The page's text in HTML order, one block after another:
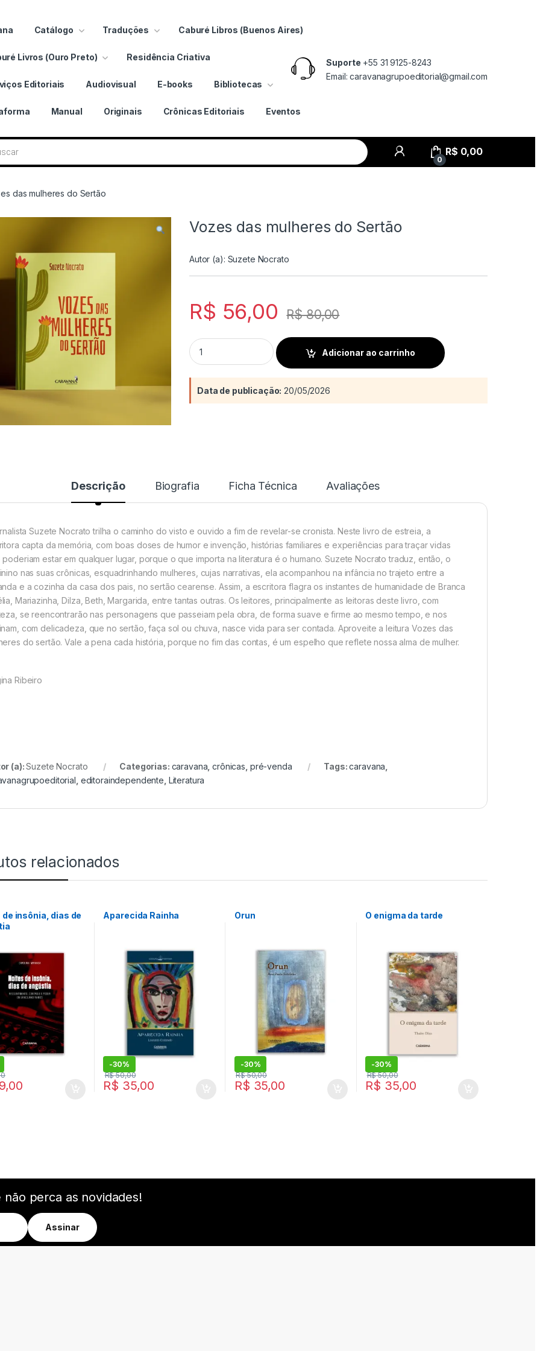
Catálogo Traduções Caburé Libros (Buenos Aires)
Livros (Ouro Preto) Residência Criativa
Editoriais Audiovisual E-books Bibliotecas
Manual Originais Crônicas Editoriais Eventos
Suporte +55 31 9125-8243
Email: caravanagrupoeditorial@gmail.com
0
R$ 0,00
das mulheres do Sertão
Vozes das mulheres do Sertão
Autor (a): Suzete Nocrato
R$ 56,00 R$80,00
Vozes das mulheres do Sertão quantity
Adicionar ao carrinho
Data de publicação: 20/05/2026
Descrição Biografia Ficha Técnica Avaliações
Suzete Nocrato trilha o caminho do visto e ouvido a fim de revelar-se cronista. Neste livro de estreia, a
capta da memória, com boas doses de humor e invenção, histórias familiares e experiências para traçar vidas
poderiam estar em qualquer lugar, porque o que importa na literatura é o humano. Suzete Nocrato traduz, então, o
nas suas crônicas, esquadrinhando mulheres, cujas narrativas, ela acompanhou na infância no trajeto entre a
e a cozinha da casa dos pais, no sertão cearense. Assim, a escritora flagra os instantes de humanidade de Branca
Mariazinha, Dilza, Beth, Margarida, entre tantas outras. Os leitores, principalmente as leitoras deste livro, com
se reencontrarão nas personagens que passeiam pela obra, de forma suave e firme ao mesmo tempo, e nos
com delicadeza, que no sertão, faça sol ou chuva, nasce vida para ser contada. Aproveite a leitura Vozes das
do sertão. Vale a pena cada história, porque no fim das contas, é um espelho que reflete nossa alma de mulher.
Ribeiro
(a):Suzete Nocrato Categorias: caravana ,crônicas pré-venda Tags:caravana
editoraindependente Literatura
relacionados
insônia, dias de
Aparecida Rainha
-30%
R$ 35,00
R$50,00
Orun
-30%
R$ 35,00
R$50,00
O enigma da tarde
-30%
R$ 35,00
R$50,00
perca as novidades!